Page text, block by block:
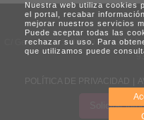
C/ Generalitat, 3. 08960 Sant Just
POLÍTICA DE PRIVACIDAD
Web
Nuestra web utiliza cookies
el portal, recabar
mejorar nuestros servicios
Puede aceptar todas las
rechazar su uso. Para
que utilizamos puede
Solicitar